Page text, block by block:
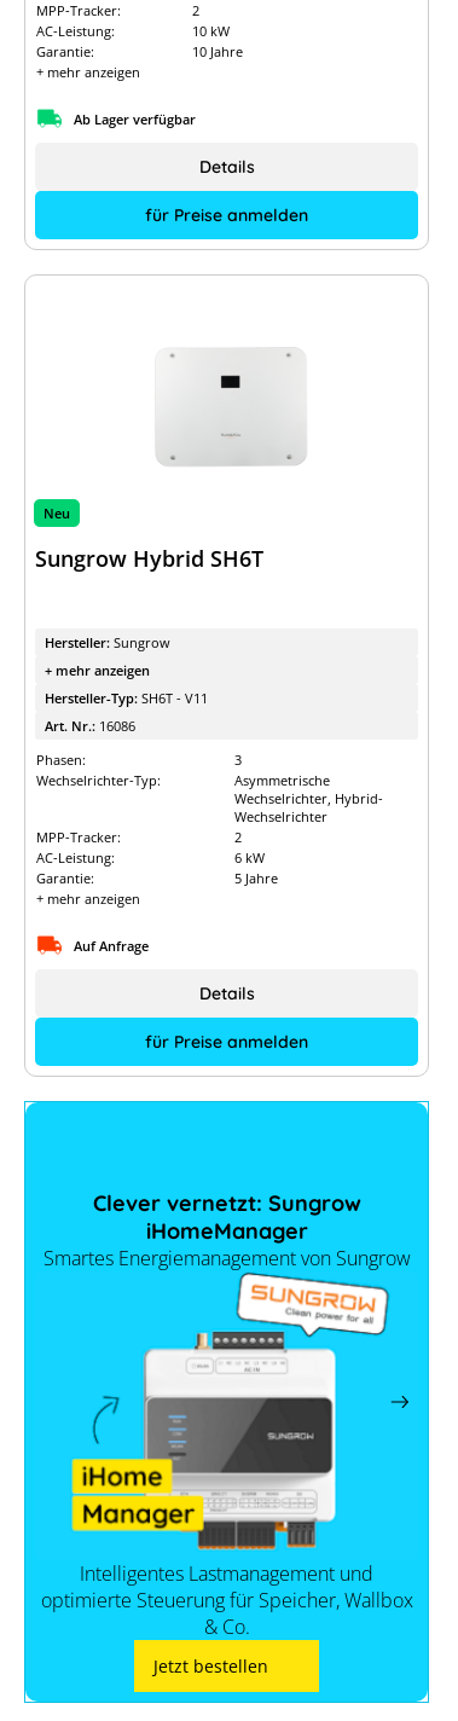
MPP-Tracker:
2
AC-Leistung:
10 kW
Garantie:
10 Jahre
+ mehr anzeigen
Ab Lager verfügbar
für Preise anmelden
Details
Neu
Sungrow Hybrid SH6T
Hersteller: Sungrow
+ mehr anzeigen
Hersteller-Typ: SH6T - V11
Art. Nr.: 16086
Phasen:
3
Wechselrichter-Typ:
Asymmetrische
Wechselrichter, Hybrid-
Wechselrichter
MPP-Tracker:
2
AC-Leistung:
6 kW
Garantie:
5 Jahre
+ mehr anzeigen
Auf Anfrage
für Preise anmelden
Details
Clever vernetzt: Sungrow
iHomeManager
Smartes Energiemanagement von Sungrow
Intelligentes Lastmanagement und
optimierte Steuerung für Speicher, Wallbox
& Co.
Jetzt bestellen